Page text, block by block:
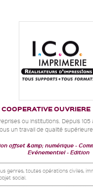
OUVRIERE
ou institutions. Depuis 105
un travail de qualité
offset &amp; numérique
Evénementiel Edition
genres, toutes opérations civiles,
social.